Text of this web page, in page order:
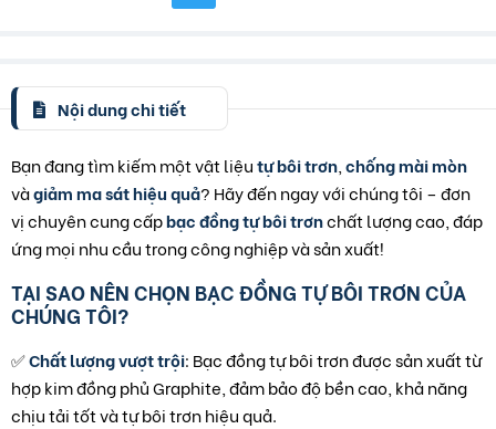
Nội dung chi tiết
Bạn đang tìm kiếm một vật liệutự bôi trơn chống mài mòn
vàgiảm ma sát hiệu quả? Hãy đến ngay với chúng tôi – đơn
vị chuyên cung cấpbạc đồng tự bôi trơnchất lượng cao, đáp
ứng mọi nhu cầu trong công nghiệp và sản xuất!
TẠI SAO NÊN CHỌN BẠC ĐỒNG TỰ BÔI TRƠN CỦA
CHÚNG TÔI?
✅Chất lượng vượt trội: Bạc đồng tự bôi trơn được sản xuất từ
hợp kim đồng phủ Graphite, đảm bảo độ bền cao, khả năng
chịu tải tốt và tự bôi trơn hiệu quả.